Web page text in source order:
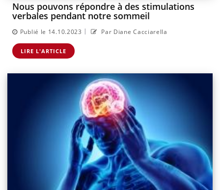
Nous pouvons répondre à des stimulations
verbales pendant notre sommeil
Publié le 14.10.2023 | Par Diane Cacciarella
LIRE L'ARTICLE